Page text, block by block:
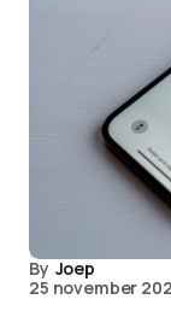
By Joep
25 november